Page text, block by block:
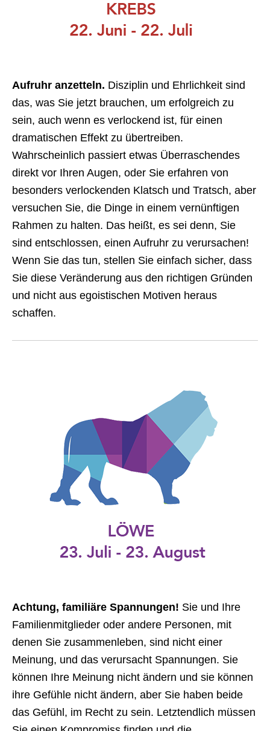
Aufruhr anzetteln. Disziplin und Ehrlichkeit sind
das, was Sie jetzt brauchen, um erfolgreich zu
sein, auch wenn es verlockend ist, für einen
dramatischen Effekt zu übertreiben.
Wahrscheinlich passiert etwas Überraschendes
direkt vor Ihren Augen, oder Sie erfahren von
besonders verlockenden Klatsch und Tratsch, aber
versuchen Sie, die Dinge in einem vernünftigen
Rahmen zu halten. Das heißt, es sei denn, Sie
sind entschlossen, einen Aufruhr zu verursachen!
Wenn Sie das tun, stellen Sie einfach sicher, dass
Sie diese Veränderung aus den richtigen Gründen
und nicht aus egoistischen Motiven heraus
schaffen.
Achtung, familiäre Spannungen! Sie und Ihre
Familienmitglieder oder andere Personen, mit
denen Sie zusammenleben, sind nicht einer
Meinung, und das verursacht Spannungen. Sie
können Ihre Meinung nicht ändern und sie können
ihre Gefühle nicht ändern, aber Sie haben beide
das Gefühl, im Recht zu sein. Letztendlich müssen